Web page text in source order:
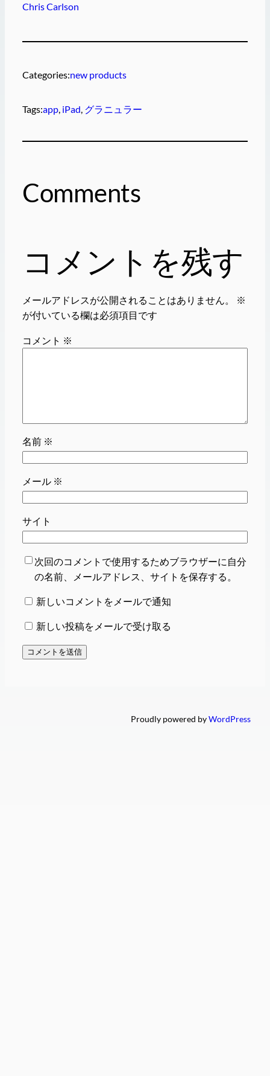
Chris Carlson
Categories:new products
Tags:app, iPad, グラニュラー
Comments
コメントを残す
メールアドレスが公開されることはありません。
※
が付いている欄は必須項目です
コメント ※
名前 ※
メール ※
サイト
次回のコメントで使用するためブラウザーに自分
の名前、メールアドレス、サイトを保存する。
新しいコメントをメールで通知
新しい投稿をメールで受け取る
Proudly powered byWordPress